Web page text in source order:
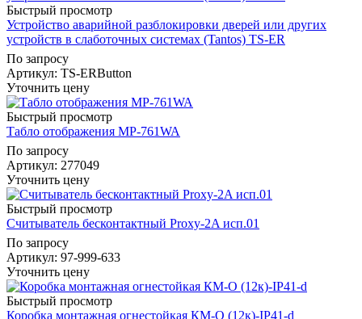
Быстрый просмотр
Устройство аварийной разблокировки дверей или других
устройств в слаботочных системах (Tantos) TS-ER
По запросу
Артикул: TS-ERButton
Уточнить цену
Быстрый просмотр
Табло отображения MP-761WA
По запросу
Артикул: 277049
Уточнить цену
Быстрый просмотр
Считыватель бесконтактный Proxy-2A исп.01
По запросу
Артикул: 97-999-633
Уточнить цену
Быстрый просмотр
Коробка монтажная огнестойкая КМ-О (12к)-IP41-d